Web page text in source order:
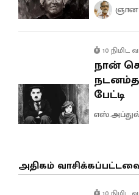
10 நிமிட
நான்
பேட்டி
அதிகம்